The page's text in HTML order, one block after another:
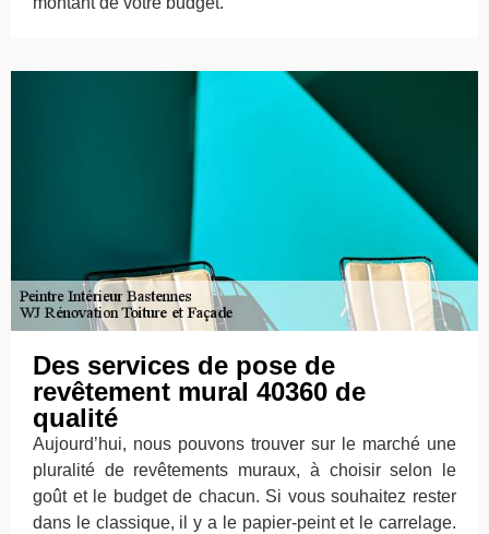
Des services de pose de
revêtement mural 40360 de
qualité
Aujourd’hui, nous pouvons trouver sur le marché une
pluralité de revêtements muraux, à choisir selon le
goût et le budget de chacun. Si vous souhaitez rester
dans le classique, il y a le papier-peint et le carrelage.